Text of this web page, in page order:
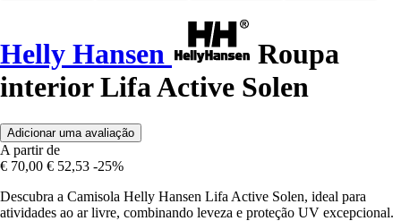
Helly Hansen
Roupa
interior Lifa Active Solen
Adicionar uma avaliação
A partir de
€ 70,00 € 52,53 -25%
Descubra a Camisola Helly Hansen Lifa Active Solen, ideal para
atividades ao ar livre, combinando leveza e proteção UV excepcional.